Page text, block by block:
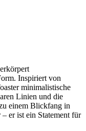
Inspiriert von
minimalistische
Linien und die
einem Blickfang in
er ist ein Statement für